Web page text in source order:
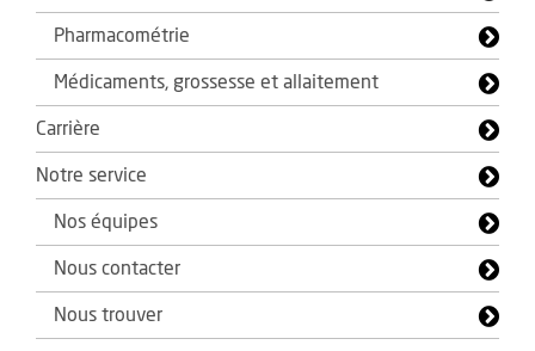
Pharmacométrie
Médicaments, grossesse et allaitement
Carrière
Notre service
Nos équipes
Nous contacter
Nous trouver